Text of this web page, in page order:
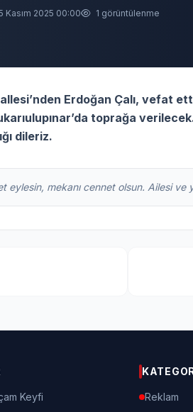
Kasım 2025 00:00 1 görüntülenme
Erdoğan Çalı, vefat
toprağa
dileriz.
eylesin, mekanı cennet olsun. Ailesi ve
Keyfi
Reklam